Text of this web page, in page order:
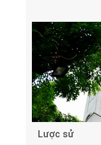
Lược sử